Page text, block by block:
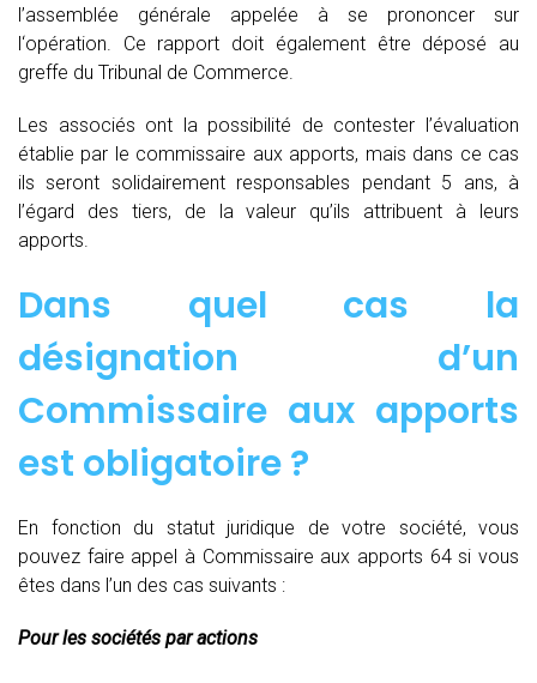
l’assemblée générale appelée à se prononcer sur
l‘opération. Ce rapport doit également être déposé au
greffe du Tribunal de Commerce.
Les associés ont la possibilité de contester l’évaluation
établie par le commissaire aux apports, mais dans ce cas
ils seront solidairement responsables pendant 5 ans, à
l’égard des tiers, de la valeur qu’ils attribuent à leurs
apports.
Dans quel cas la
désignation d’un
Commissaire aux apports
est obligatoire ?
En fonction du statut juridique de votre société, vous
pouvez faire appel à Commissaire aux apports 64 si vous
êtes dans l’un des cas suivants :
Pour les sociétés par actions